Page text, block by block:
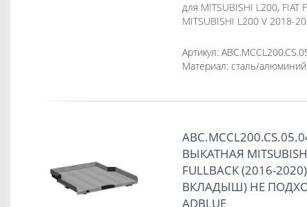
для MITSUBISHI L200, FIAT
MITSUBISHI L200 V 2018-
Артикул:
Материал: сталь/алюминий
ВЫКАТНАЯ
FULLBACK (2016-
ВКЛАДЫШ) НЕ
ADBLUE